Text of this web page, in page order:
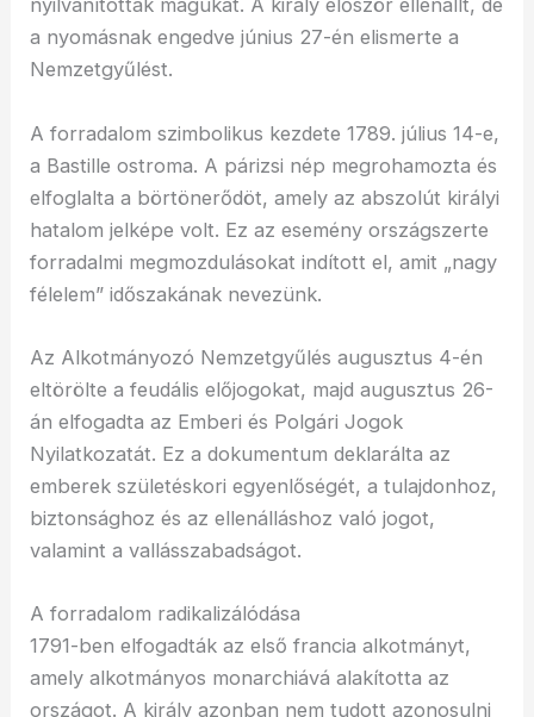
nyilvánították magukat. A király először ellenállt, de
a nyomásnak engedve június 27-én elismerte a
Nemzetgyűlést.
A forradalom szimbolikus kezdete 1789. július 14-e,
a Bastille ostroma. A párizsi nép megrohamozta és
elfoglalta a börtönerődöt, amely az abszolút királyi
hatalom jelképe volt. Ez az esemény országszerte
forradalmi megmozdulásokat indított el, amit „nagy
félelem” időszakának nevezünk.
Az Alkotmányozó Nemzetgyűlés augusztus 4-én
eltörölte a feudális előjogokat, majd augusztus 26-
án elfogadta az Emberi és Polgári Jogok
Nyilatkozatát. Ez a dokumentum deklarálta az
emberek születéskori egyenlőségét, a tulajdonhoz,
biztonsághoz és az ellenálláshoz való jogot,
valamint a vallásszabadságot.
A forradalom radikalizálódása
1791-ben elfogadták az első francia alkotmányt,
amely alkotmányos monarchiává alakította az
országot. A király azonban nem tudott azonosulni